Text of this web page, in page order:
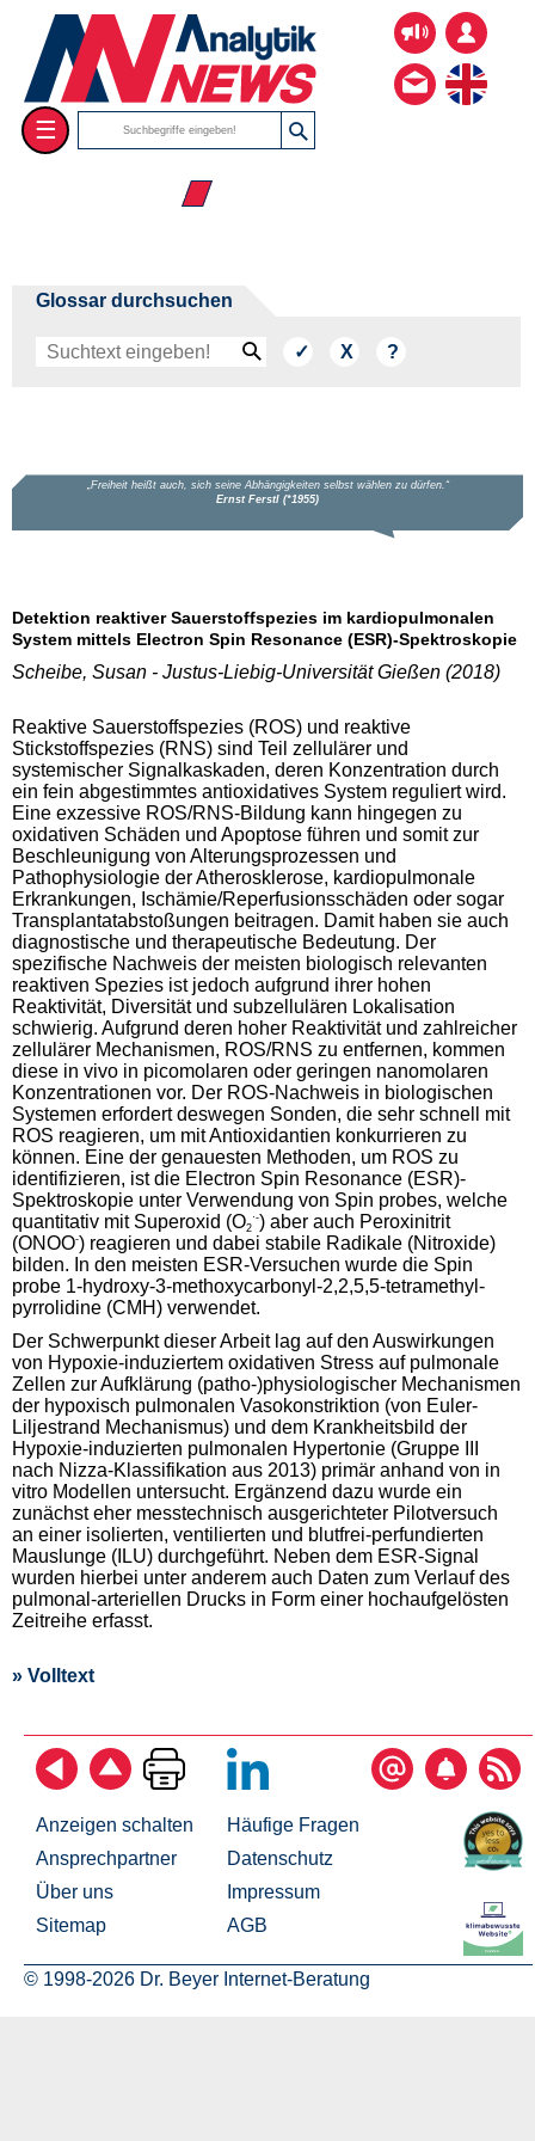
☰
☰ Dissertationen
Glossar durchsuchen
Detektion reaktiver Sauerstoffspezies im kardiopulmonalen
System mittels Electron Spin Resonance (ESR)-Spektroskopie
Scheibe, Susan - Justus-Liebig-Universität Gießen (2018)
Reaktive Sauerstoffspezies (ROS) und reaktive
Stickstoffspezies (RNS) sind Teil zellulärer und
systemischer Signalkaskaden, deren Konzentration durch
ein fein abgestimmtes antioxidatives System reguliert wird.
Eine exzessive ROS/RNS-Bildung kann hingegen zu
oxidativen Schäden und Apoptose führen und somit zur
Beschleunigung von Alterungsprozessen und
Pathophysiologie der Atherosklerose, kardiopulmonale
Erkrankungen, Ischämie/Reperfusionsschäden oder sogar
Transplantatabstoßungen beitragen. Damit haben sie auch
diagnostische und therapeutische Bedeutung. Der
spezifische Nachweis der meisten biologisch relevanten
reaktiven Spezies ist jedoch aufgrund ihrer hohen
Reaktivität, Diversität und subzellulären Lokalisation
schwierig. Aufgrund deren hoher Reaktivität und zahlreicher
zellulärer Mechanismen, ROS/RNS zu entfernen, kommen
diese in vivo in picomolaren oder geringen nanomolaren
Konzentrationen vor. Der ROS-Nachweis in biologischen
Systemen erfordert deswegen Sonden, die sehr schnell mit
ROS reagieren, um mit Antioxidantien konkurrieren zu
können. Eine der genauesten Methoden, um ROS zu
identifizieren, ist die Electron Spin Resonance (ESR)-
Spektroskopie unter Verwendung von Spin probes, welche
quantitativ mit Superoxid (O2
·-) aber auch Peroxinitrit
(ONOO-) reagieren und dabei stabile Radikale (Nitroxide)
bilden. In den meisten ESR-Versuchen wurde die Spin
probe 1-hydroxy-3-methoxycarbonyl-2,2,5,5-tetramethyl-
pyrrolidine (CMH) verwendet.
Der Schwerpunkt dieser Arbeit lag auf den Auswirkungen
von Hypoxie-induziertem oxidativen Stress auf pulmonale
Zellen zur Aufklärung (patho-)physiologischer Mechanismen
der hypoxisch pulmonalen Vasokonstriktion (von Euler-
Liljestrand Mechanismus) und dem Krankheitsbild der
Hypoxie-induzierten pulmonalen Hypertonie (Gruppe III
nach Nizza-Klassifikation aus 2013) primär anhand von in
vitro Modellen untersucht. Ergänzend dazu wurde ein
zunächst eher messtechnisch ausgerichteter Pilotversuch
an einer isolierten, ventilierten und blutfrei-perfundierten
Mauslunge (ILU) durchgeführt. Neben dem ESR-Signal
wurden hierbei unter anderem auch Daten zum Verlauf des
pulmonal-arteriellen Drucks in Form einer hochaufgelösten
Zeitreihe erfasst.
» Volltext
Anzeigen schalten
Ansprechpartner
Über uns
Sitemap
Häufige Fragen
Datenschutz
Impressum
AGB
© 1998-2026 Dr. Beyer Internet-Beratung